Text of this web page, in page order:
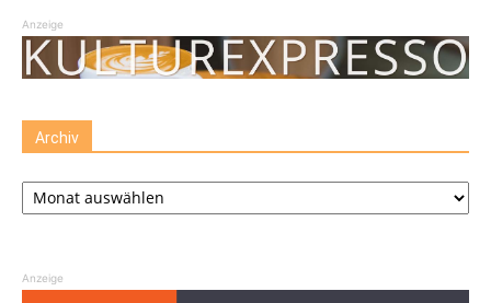
Anzeige
Archiv
Archiv
Anzeige